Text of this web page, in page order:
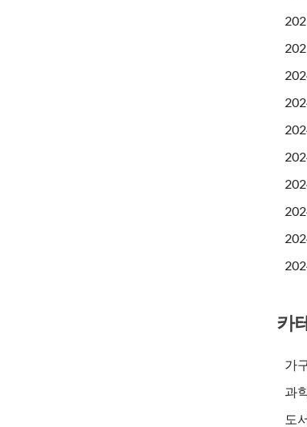
카
가
과
도